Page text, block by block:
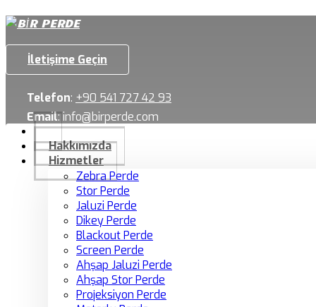
İletişime Geçin
Telefon: +90 541 727 42 93
Email:info@birperde.com
Hakkımızda
Hizmetler
Zebra Perde
Stor Perde
Jaluzi Perde
Dikey Perde
Blackout Perde
Screen Perde
Ahşap Jaluzi Perde
Ahşap Stor Perde
Projeksiyon Perde